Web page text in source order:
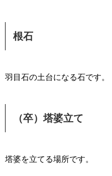
根石
羽目石の土台になる石です。
（卒）塔婆立て
塔婆を立てる場所です。